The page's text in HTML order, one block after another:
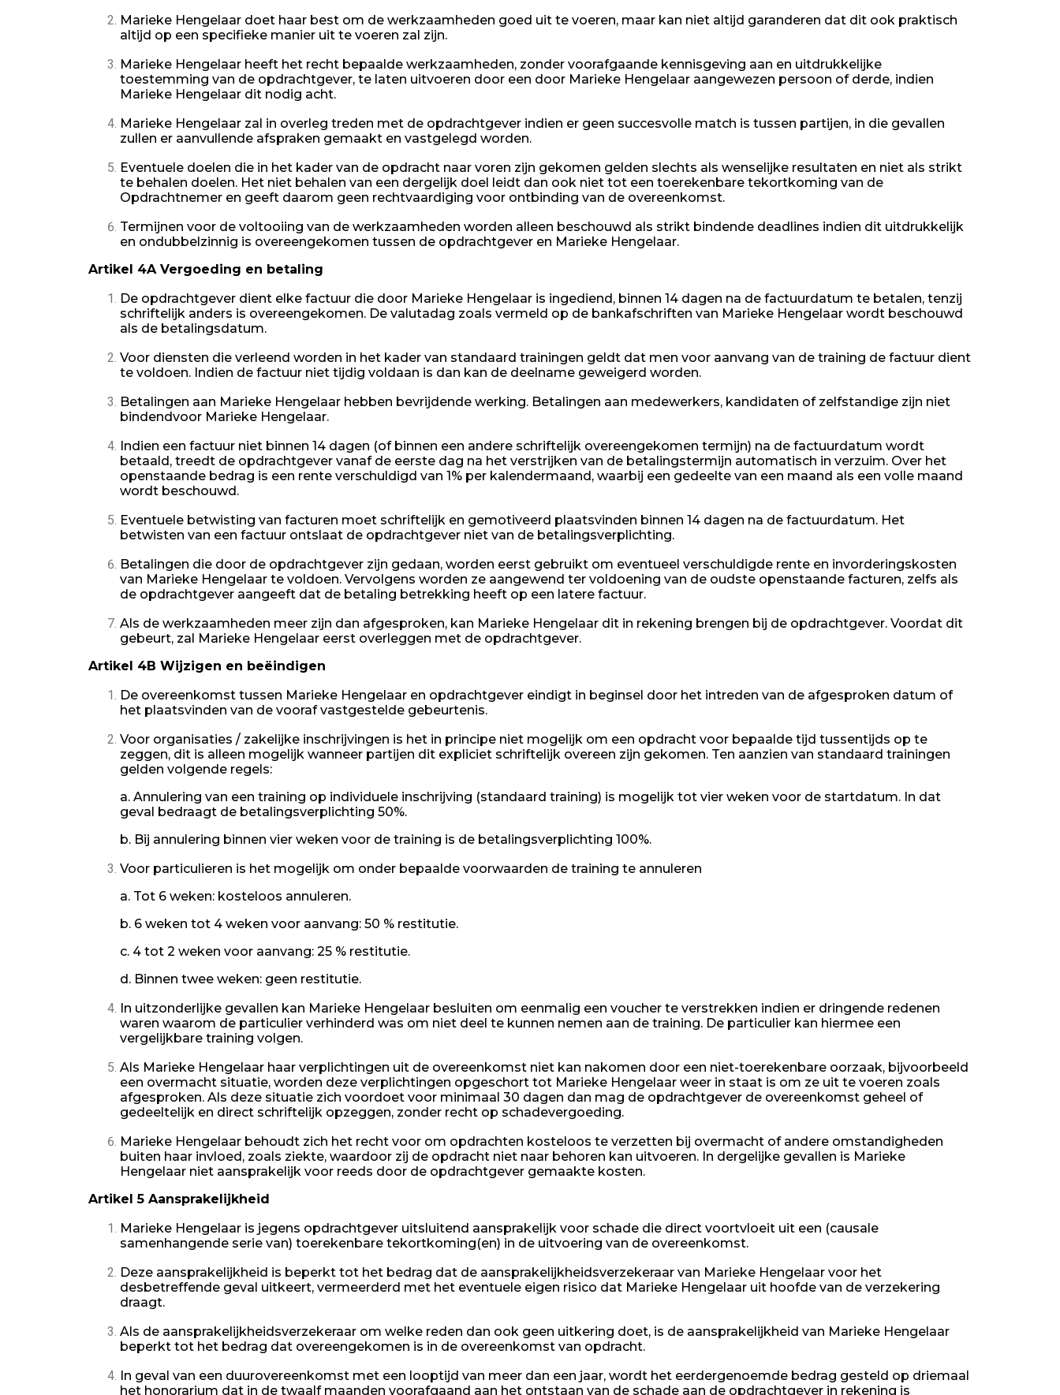
Marieke Hengelaar doet haar best om de werkzaamheden goed uit te voeren, maar kan niet altijd garanderen dat dit ook praktisch
altijd op een specifieke manier uit te voeren zal zijn.
Marieke Hengelaar heeft het recht bepaalde werkzaamheden, zonder voorafgaande kennisgeving aan en uitdrukkelijke
toestemming van de opdrachtgever, te laten uitvoeren door een door Marieke Hengelaar aangewezen persoon of derde, indien
Marieke Hengelaar dit nodig acht.
Marieke Hengelaar zal in overleg treden met de opdrachtgever indien er geen succesvolle match is tussen partijen, in die gevallen
zullen er aanvullende afspraken gemaakt en vastgelegd worden.
Eventuele doelen die in het kader van de opdracht naar voren zijn gekomen gelden slechts als wenselijke resultaten en niet als strikt
te behalen doelen. Het niet behalen van een dergelijk doel leidt dan ook niet tot een toerekenbare tekortkoming van de
Opdrachtnemer en geeft daarom geen rechtvaardiging voor ontbinding van de overeenkomst.
Termijnen voor de voltooiing van de werkzaamheden worden alleen beschouwd als strikt bindende deadlines indien dit uitdrukkelijk
en ondubbelzinnig is overeengekomen tussen de opdrachtgever en Marieke Hengelaar.
Artikel 4A Vergoeding en betaling
De opdrachtgever dient elke factuur die door Marieke Hengelaar is ingediend, binnen 14 dagen na de factuurdatum te betalen, tenzij
schriftelijk anders is overeengekomen. De valutadag zoals vermeld op de bankafschriften van Marieke Hengelaar wordt beschouwd
als de betalingsdatum.
Voor diensten die verleend worden in het kader van standaard trainingen geldt dat men voor aanvang van de training de factuur dient
te voldoen. Indien de factuur niet tijdig voldaan is dan kan de deelname geweigerd worden.
Betalingen aan Marieke Hengelaar hebben bevrijdende werking. Betalingen aan medewerkers, kandidaten of zelfstandige zijn niet
bindendvoor Marieke Hengelaar.
Indien een factuur niet binnen 14 dagen (of binnen een andere schriftelijk overeengekomen termijn) na de factuurdatum wordt
betaald, treedt de opdrachtgever vanaf de eerste dag na het verstrijken van de betalingstermijn automatisch in verzuim. Over het
openstaande bedrag is een rente verschuldigd van 1% per kalendermaand, waarbij een gedeelte van een maand als een volle maand
wordt beschouwd.
Eventuele betwisting van facturen moet schriftelijk en gemotiveerd plaatsvinden binnen 14 dagen na de factuurdatum. Het
betwisten van een factuur ontslaat de opdrachtgever niet van de betalingsverplichting.
Betalingen die door de opdrachtgever zijn gedaan, worden eerst gebruikt om eventueel verschuldigde rente en invorderingskosten
van Marieke Hengelaar te voldoen. Vervolgens worden ze aangewend ter voldoening van de oudste openstaande facturen, zelfs als
de opdrachtgever aangeeft dat de betaling betrekking heeft op een latere factuur.
Als de werkzaamheden meer zijn dan afgesproken, kan Marieke Hengelaar dit in rekening brengen bij de opdrachtgever. Voordat dit
gebeurt, zal Marieke Hengelaar eerst overleggen met de opdrachtgever.
Artikel 4B Wijzigen en beëindigen
De overeenkomst tussen Marieke Hengelaar en opdrachtgever eindigt in beginsel door het intreden van de afgesproken datum of
het plaatsvinden van de vooraf vastgestelde gebeurtenis.
Voor organisaties / zakelijke inschrijvingen is het in principe niet mogelijk om een opdracht voor bepaalde tijd tussentijds op te
zeggen, dit is alleen mogelijk wanneer partijen dit expliciet schriftelijk overeen zijn gekomen. Ten aanzien van standaard trainingen
gelden volgende regels:
a. Annulering van een training op individuele inschrijving (standaard training) is mogelijk tot vier weken voor de startdatum. In dat
geval bedraagt de betalingsverplichting 50%.
b. Bij annulering binnen vier weken voor de training is de betalingsverplichting 100%.
Voor particulieren is het mogelijk om onder bepaalde voorwaarden de training te annuleren
a. Tot 6 weken: kosteloos annuleren.
b. 6 weken tot 4 weken voor aanvang: 50 % restitutie.
c. 4 tot 2 weken voor aanvang: 25 % restitutie.
d. Binnen twee weken: geen restitutie.
In uitzonderlijke gevallen kan Marieke Hengelaar besluiten om eenmalig een voucher te verstrekken indien er dringende redenen
waren waarom de particulier verhinderd was om niet deel te kunnen nemen aan de training. De particulier kan hiermee een
vergelijkbare training volgen.
Als Marieke Hengelaar haar verplichtingen uit de overeenkomst niet kan nakomen door een niet-toerekenbare oorzaak, bijvoorbeeld
een overmacht situatie, worden deze verplichtingen opgeschort tot Marieke Hengelaar weer in staat is om ze uit te voeren zoals
afgesproken. Als deze situatie zich voordoet voor minimaal 30 dagen dan mag de opdrachtgever de overeenkomst geheel of
gedeeltelijk en direct schriftelijk opzeggen, zonder recht op schadevergoeding.
Marieke Hengelaar behoudt zich het recht voor om opdrachten kosteloos te verzetten bij overmacht of andere omstandigheden
buiten haar invloed, zoals ziekte, waardoor zij de opdracht niet naar behoren kan uitvoeren. In dergelijke gevallen is Marieke
Hengelaar niet aansprakelijk voor reeds door de opdrachtgever gemaakte kosten.
Artikel 5 Aansprakelijkheid
Marieke Hengelaar is jegens opdrachtgever uitsluitend aansprakelijk voor schade die direct voortvloeit uit een (causale
samenhangende serie van) toerekenbare tekortkoming(en) in de uitvoering van de overeenkomst.
Deze aansprakelijkheid is beperkt tot het bedrag dat de aansprakelijkheidsverzekeraar van Marieke Hengelaar voor het
desbetreffende geval uitkeert, vermeerderd met het eventuele eigen risico dat Marieke Hengelaar uit hoofde van de verzekering
draagt.
Als de aansprakelijkheidsverzekeraar om welke reden dan ook geen uitkering doet, is de aansprakelijkheid van Marieke Hengelaar
beperkt tot het bedrag dat overeengekomen is in de overeenkomst van opdracht.
In geval van een duurovereenkomst met een looptijd van meer dan een jaar, wordt het eerdergenoemde bedrag gesteld op driemaal
het honorarium dat in de twaalf maanden voorafgaand aan het ontstaan van de schade aan de opdrachtgever in rekening is